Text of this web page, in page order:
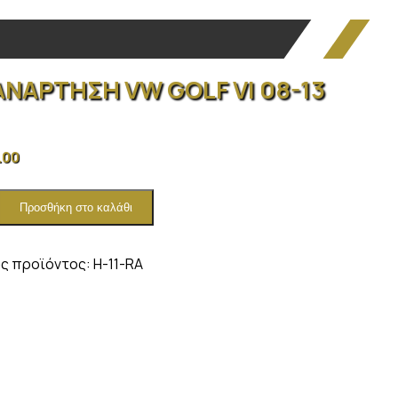
VW GOLF VI 08-13
Προσθήκη στο καλάθι
προϊόντος: H-11-RA